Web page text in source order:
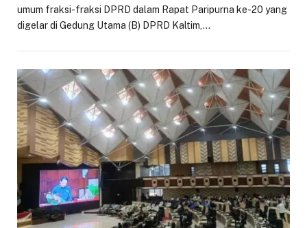
umum fraksi-fraksi DPRD dalam Rapat Paripurna ke-20 yang
digelar di Gedung Utama (B) DPRD Kaltim,…